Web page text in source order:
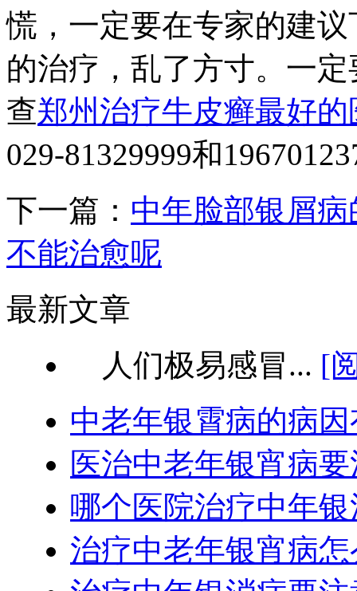
慌，一定要在专家的建
的治疗，乱了方寸。一
查郑州治疗牛皮癣最好的
029-81329999和
下一篇： 中年脸部银屑
不能治愈呢
最新文章
人们极易感冒... [
中老年银霄病的病
医治中老年银宵病
哪个医院治疗中年
治疗中老年银宵病